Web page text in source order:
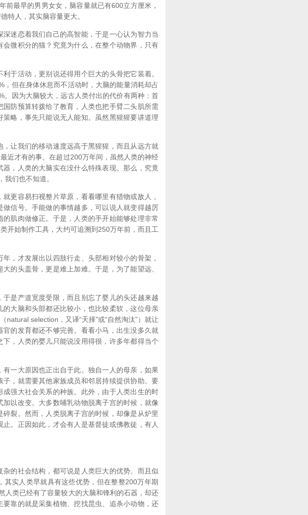
最早的男男女女，脑容量就已有600立方厘米，
特人，其实脑容量更大。
迷恋着我们自己的高智能，于是一心认为智力当
微积分的猫？究竟为什么，在整个动物界，只有
于活动，更别说还得用个巨大的头骨把它装着。
但在身体休息而不活动时，大脑的能量消耗却占
。因为大脑较大，远古人类付出的代价有两种：首
防预算转拨给了教育，人类也把手臂二头肌所需
略，事先只能说无人能知。虽然黑猩猩要讲道理
让我们的移动速度远高于黑猩猩，而且从远方就
近才有的事。在超过200万年间，虽然人类的神经
，人类的大脑实在没什么特殊表现。那么，究竟
们也不知道。
更容易扫视整片草原，看看哪里有猎物或敌人，
信号。手能做的事情越多，可以说人就变得越厉
肌肉做修正。于是，人类的手开始能够处理非常
开始制作工具，大约可追溯到250万年前，而且工
，才发展出以四肢行走、头部相对较小的骨架，
的头盖骨，更是难上加难。于是，为了能望远、
是产道宽度受限，而且别忘了婴儿的头还越来越
大脑和头部都还比较小，也比较柔软，这位母亲
selection，又译“天择”或“自然淘汰”）就让
的发育都还不够完善。看看小马，出生没多久就
，人类的婴儿只能说没用得很，许多年都得当个
一大原因也正出自于此。独自一人的母亲，如果
，就需要其他家族成员和邻居持续提供协助。要
强大社会关系的种族。此外，由于人类出生的时
以改变。大多数哺乳动物脱离子宫的时候，就像
裂。然而，人类脱离子宫的时候，却像是从炉里
。正因如此，才会有人是基督徒或佛教徒，有人
的社会结构，都可说是人类巨大的优势。而且似
实人类早就具有这些优势，但在整整200万年期
人类已经有了容量较大的大脑和锋利的石器，却还
靠的就是采集植物、挖找昆虫、追杀小动物，还